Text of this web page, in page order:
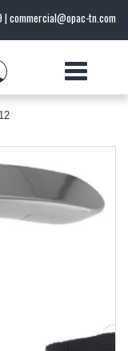
| commercial@opac-tn.com